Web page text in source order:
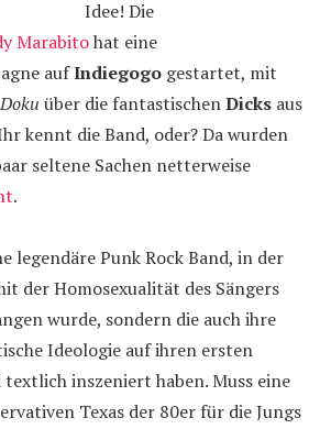
Idee! Die
Marabitohat eine
aufIndiegogo gestartet, mit
Doku über die fantastischenDicks aus
kennt die Band, oder? Da wurden
seltene Sachen netterweise
.
legendäre Punk Rock Band, in der
der Homosexualität des Sängers
wurde, sondern die auch ihre
Ideologie auf ihren ersten
textlich inszeniert haben. Muss eine
Texas der 80er für die Jungs